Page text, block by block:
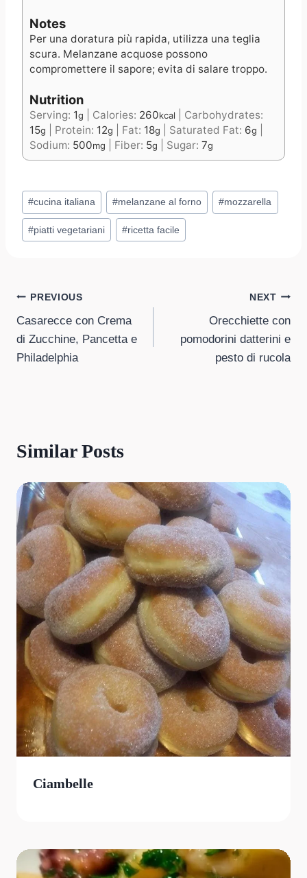
Notes
Per una doratura più rapida, utilizza una teglia
scura. Melanzane acquose possono
compromettere il sapore; evita di salare troppo.
Nutrition
Serving: 1g Calories: 260kcal
Carbohydrates:
15g Protein: 12g Fat: 18g Saturated Fat: 6g
Sodium: 500mg Fiber: 5g Sugar: 7g
Post
Tags:
#cucina italiana #melanzane al forno #mozzarella
#piatti vegetariani #ricetta facile
Post
navigation
PREVIOUS
Casarecce con Crema
di Zucchine, Pancetta e
Philadelphia
NEXT
Orecchiette con
pomodorini datterini e
pesto di rucola
Similar Posts
Ciambelle